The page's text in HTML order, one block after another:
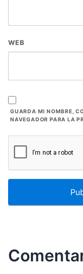
WEB
GUARDA MI NOMBRE,
NAVEGADOR PARA LA